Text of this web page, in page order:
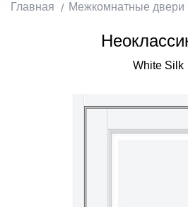
Главная Межкомнатные двери
White Silk